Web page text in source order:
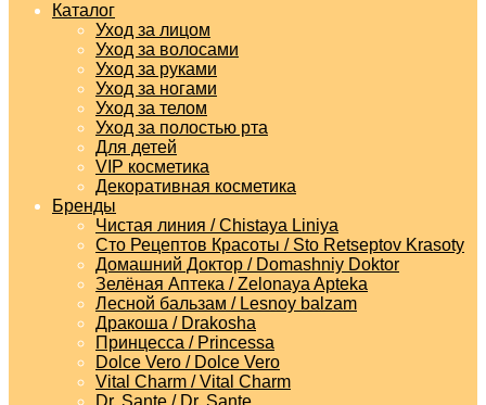
Каталог
Уход за лицом
Уход за волосами
Уход за руками
Уход за ногами
Уход за телом
Уход за полостью рта
Для детей
VIP косметика
Декоративная косметика
Бренды
Чистая линия / Chistaya Liniya
Сто Рецептов Красоты / Sto Retseptov Krasoty
Домашний Доктор / Domashniy Doktor
Зелёная Аптека / Zelonaya Apteka
Лесной бальзам / Lesnoy balzam
Дракоша / Drakosha
Принцесса / Princessa
Dolce Vero / Dolce Vero
Vital Charm / Vital Charm
Dr. Sante / Dr. Sante